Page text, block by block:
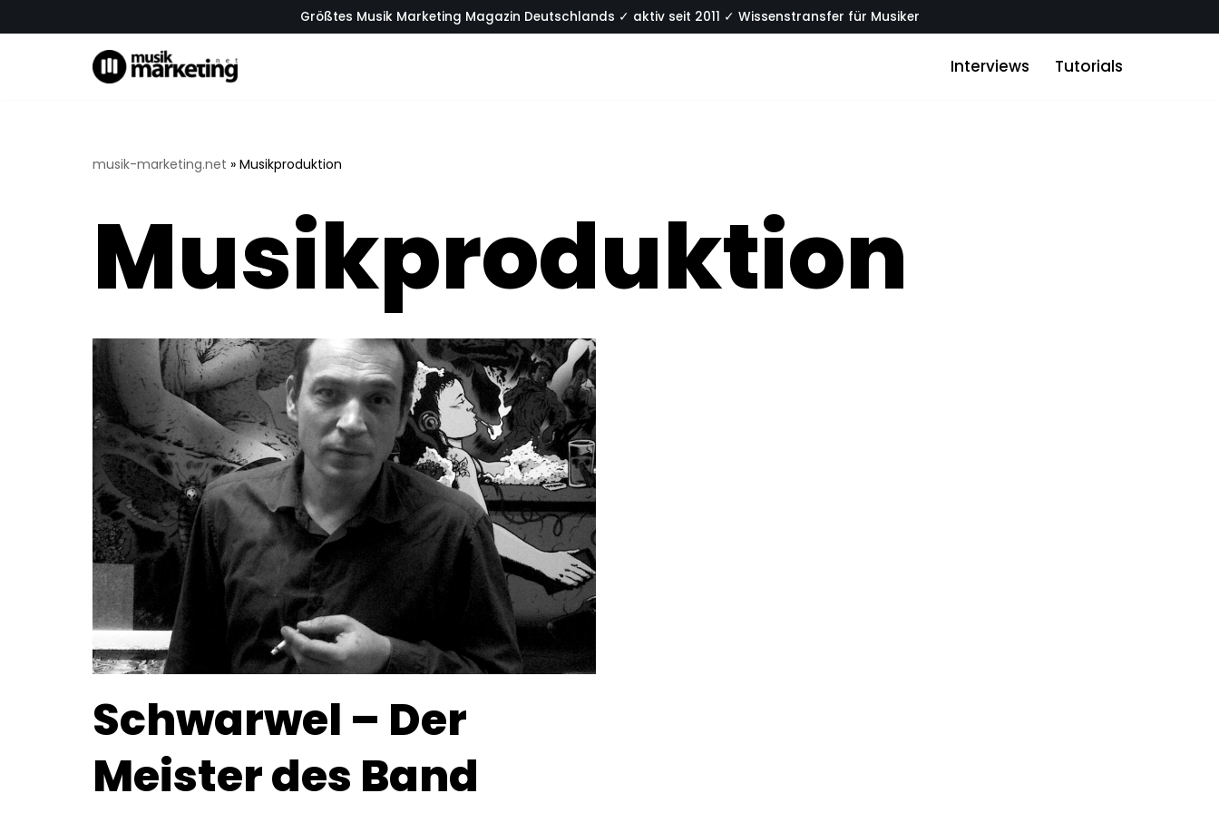
Größtes Musik Marketing Magazin Deutschlands ✓ aktiv seit 2011 ✓ Wissenstransfer für Musiker
Interviews Tutorials
musik-marketing.net » Musikproduktion
Musikproduktion
Schwarwel – Der
Meister des Band